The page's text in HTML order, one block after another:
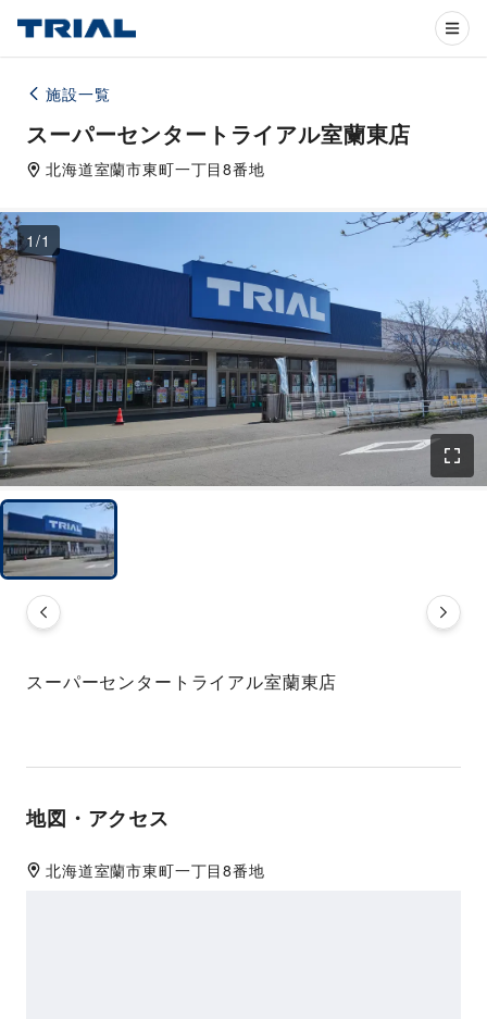
施設一覧
スーパーセンタートライアル室蘭東店
北海道室蘭市東町一丁目8番地
1 /1
スーパーセンタートライアル室蘭東店
地図・アクセス
北海道室蘭市東町一丁目8番地